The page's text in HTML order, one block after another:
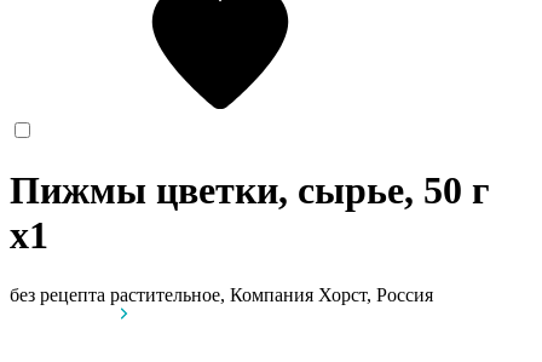
Пижмы цветки, сырье, 50 г
x1
без рецепта растительное, Компания Хорст, Россия